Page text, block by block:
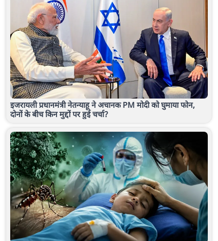
इजरायली प्रधानमंत्री नेतन्याहू ने अचानक PM मोदी को घुमाया फोन,
दोनों के बीच किन मुद्दों पर हुई चर्चा?